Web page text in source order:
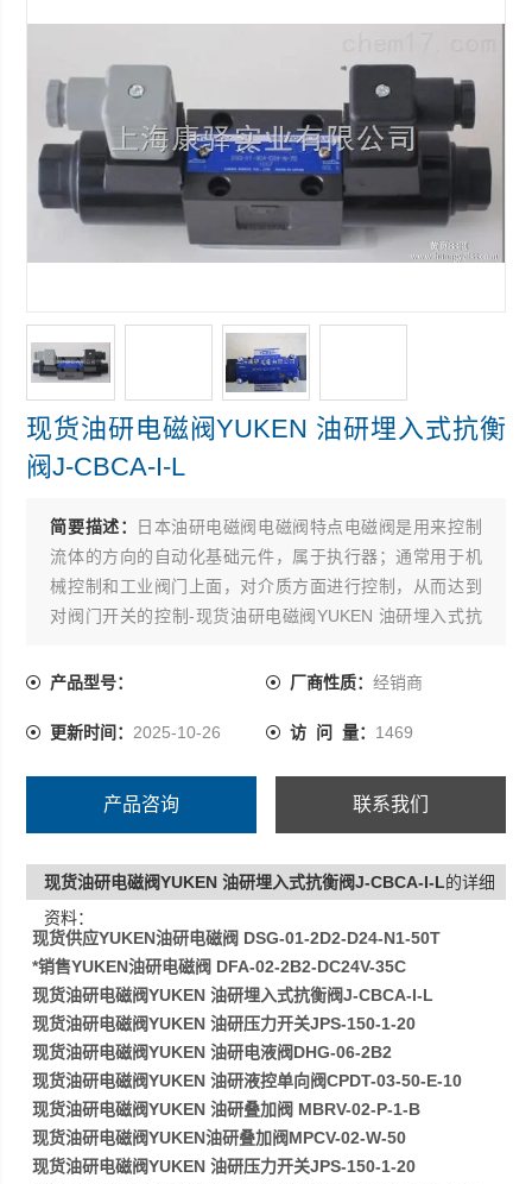
现货油研电磁阀YUKEN 油研埋入式抗衡
阀J-CBCA-I-L
简要描述：
日本油研电磁阀电磁阀特点电磁阀是用来控制
流体的方向的自动化基础元件，属于执行器；通常用于机
械控制和工业阀门上面，对介质方面进行控制，从而达到
对阀门开关的控制-现货油研电磁阀YUKEN 油研埋入式抗
产品型号：
厂商性质： 经销商
更新时间： 2025-10-26 访 问 量： 1469
产品咨询 联系我们
现货油研电磁阀YUKEN 油研埋入式抗衡阀J-CBCA-I-L的详细
资料：
现货供应YUKEN油研电磁阀 DSG-01-2D2-D24-N1-50T
*销售YUKEN油研电磁阀 DFA-02-2B2-DC24V-35C
现货油研电磁阀YUKEN 油研埋入式抗衡阀J-CBCA-I-L
现货油研电磁阀YUKEN 油研压力开关JPS-150-1-20
现货油研电磁阀YUKEN 油研电液阀DHG-06-2B2
现货油研电磁阀YUKEN 油研液控单向阀CPDT-03-50-E-10
现货油研电磁阀YUKEN 油研叠加阀 MBRV-02-P-1-B
现货油研电磁阀YUKEN油研叠加阀MPCV-02-W-50
现货油研电磁阀YUKEN 油研压力开关JPS-150-1-20